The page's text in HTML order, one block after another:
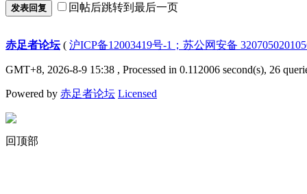
发表回复 回帖后跳转到最后一页
赤足者论坛( 沪ICP备12003419号-1；苏公网安备
GMT+8, 2026-8-9 15:38 , Processed in 0.112006 second(s), 26
Powered by 赤足者论坛 Licensed
回顶部